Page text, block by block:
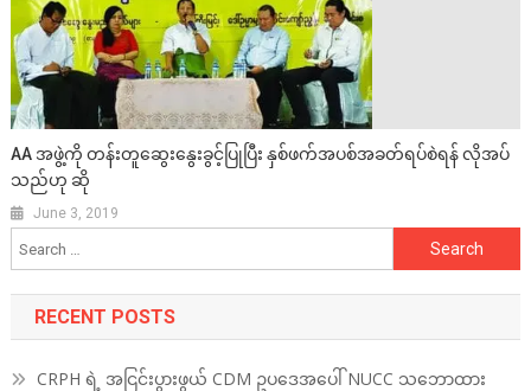
AA အဖွဲ့ကို တန်းတူဆွေးနွေးခွင့်ပြုပြီး နှစ်ဖက်အပစ်အခတ်ရပ်စဲရန် လိုအပ်
သည်ဟု ဆို
June 3, 2019
Search
for:
RECENT POSTS
CRPH ရဲ့ အငြင်းပွားဖွယ် CDM ဥပဒေအပေါ် NUCC သဘောထား